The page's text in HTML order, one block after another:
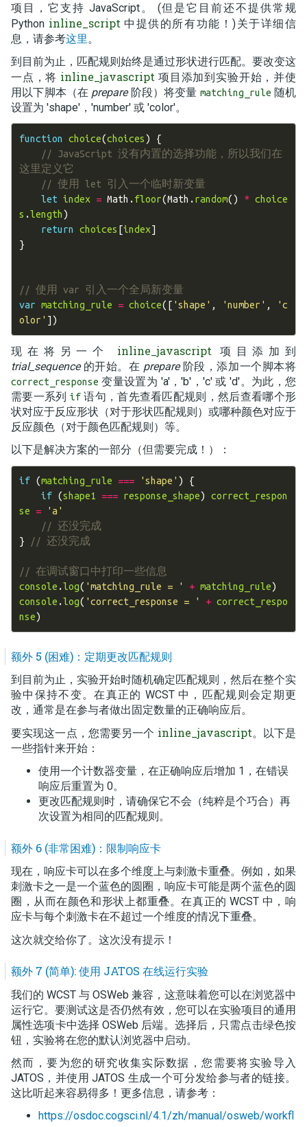
项目，它支持 JavaScript。 (但是它目前还不提供常规
Python inline_script 中提供的所有功能！)关于详细信
息，请参考这里 。
到目前为止，匹配规则始终是通过形状进行匹配。要改变这
一点，将 inline_javascript 项目添加到实验开始，并使
用以下脚本（在 prepare阶段）将变量 matching_rule 随机
设置为 'shape'，'number' 或 'color'。
function choice(choices)
{
// JavaScript 没有内置的选择功能，所以我们在
这里定义它
// 使用 let 引入一个临时新变量
let index = Math .floor(Math .random() * choice
s .length)
return
choices [index]
}
// 使用 var 引入一个全局新变量
var matching_rule = choice([ 'shape' , 'number' ,
'c
olor' ])
现在将另一个 inline_javascript项目添加到
trial_sequence的开始。在 prepare阶段，添加一个脚本将
correct_response 变量设置为 'a'，'b'，'c' 或 'd'。为此，您
需要一系列 if语句，首先查看匹配规则，然后查看哪个形
状对应于反应形状（对于形状匹配规则）或哪种颜色对应于
反应颜色（对于颜色匹配规则）等。
以下是解决方案的一部分（但需要完成！）：
if (matching_rule === 'shape' )
{
if (shape1 === response_shape)
correct_respon
se
=
'a'
// 还没完成
}
// 还没完成
// 在调试窗口中打印一些信息
console .log( 'matching_rule = ' + matching_rule)
console .log( 'correct_response = ' + correct_respo
nse)
额外 5 (困难)：定期更改匹配规则
到目前为止，实验开始时随机确定匹配规则，然后在整个实
验中保持不变。在真正的 WCST 中，匹配规则会定期更
改，通常是在参与者做出固定数量的正确响应后。
要实现这一点，您需要另一个 inline_javascript。以下是
一些指针来开始：
使用一个计数器变量，在正确响应后增加 1，在错误
响应后重置为 0。
更改匹配规则时，请确保它不会（纯粹是个巧合）再
次设置为相同的匹配规则。
额外 6 (非常困难)：限制响应卡
现在，响应卡可以在多个维度上与刺激卡重叠。例如，如果
刺激卡之一是一个蓝色的圆圈，响应卡可能是两个蓝色的圆
圈，从而在颜色和形状上都重叠。在真正的 WCST 中，响
应卡与每个刺激卡在不超过一个维度的情况下重叠。
这次就交给你了。这次没有提示！
额外 7 (简单): 使用 JATOS 在线运行实验
我们的 WCST 与 OSWeb 兼容，这意味着您可以在浏览器中
运行它。要测试这是否仍然有效，您可以在实验项目的通用
属性选项卡中选择 OSWeb 后端。选择后，只需点击绿色按
钮，实验将在您的默认浏览器中启动。
然而，要为您的研究收集实际数据，您需要将实验导入
JATOS，并使用 JATOS 生成一个可分发给参与者的链接。
这比听起来容易得多！更多信息，请参考：
https://osdoc.cogsci.nl/4.1/zh/manual/osweb/workfl